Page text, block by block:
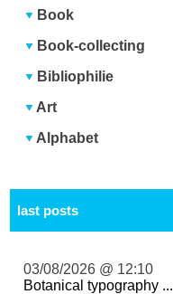
Book
Book-collecting
Bibliophilie
Art
Alphabet
last posts
03/08/2026 @ 12:10
Botanical typography ...